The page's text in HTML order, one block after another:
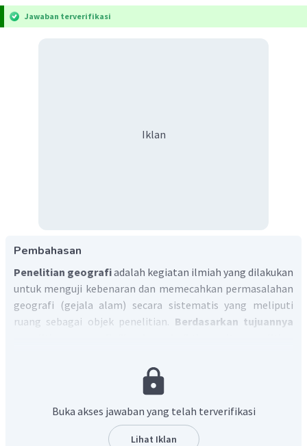
Jawaban terverifikasi
Iklan
Pembahasan
Penelitian geografiadalah kegiatan ilmiah yang dilakukan
untuk menguji kebenaran dan memecahkan permasalahan
geografi (gejala alam) secara sistematis yang meliputi
ruang sebagai objek penelitian. Berdasarkan tujuannya
geografi yang menekankan pada pengujian hipotesis
untuk menemukan penyebab permasalahan geosfer
penelitian eksplanatif.
Jadi, jawaban yang tepat adalah C.
Buka akses jawaban yang telah terverifikasi
Lihat Iklan